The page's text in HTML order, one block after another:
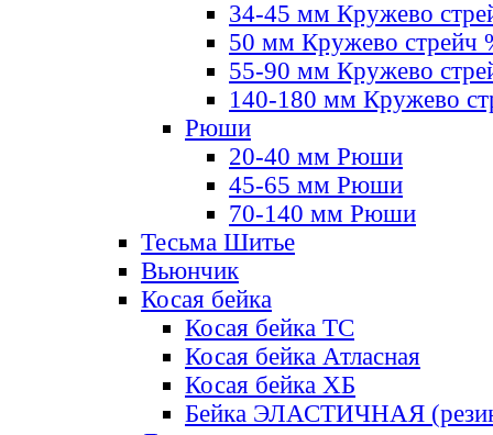
34-45 мм Кружево
50 мм Кружево стрейч
55-90 мм Кружево
140-180 мм Кружево
Рюши
20-40 мм Рюши
45-65 мм Рюши
70-140 мм Рюши
Тесьма Шитье
Вьюнчик
Косая бейка
Косая бейка ТС
Косая бейка Атласная
Косая бейка ХБ
Бейка ЭЛАСТИЧНАЯ